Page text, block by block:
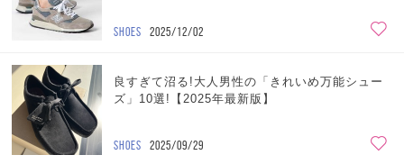
SHOES 2025/12/02
良すぎて沼る!大人男性の「きれいめ万能シュー
ズ」10選!【2025年最新版】
SHOES 2025/09/29